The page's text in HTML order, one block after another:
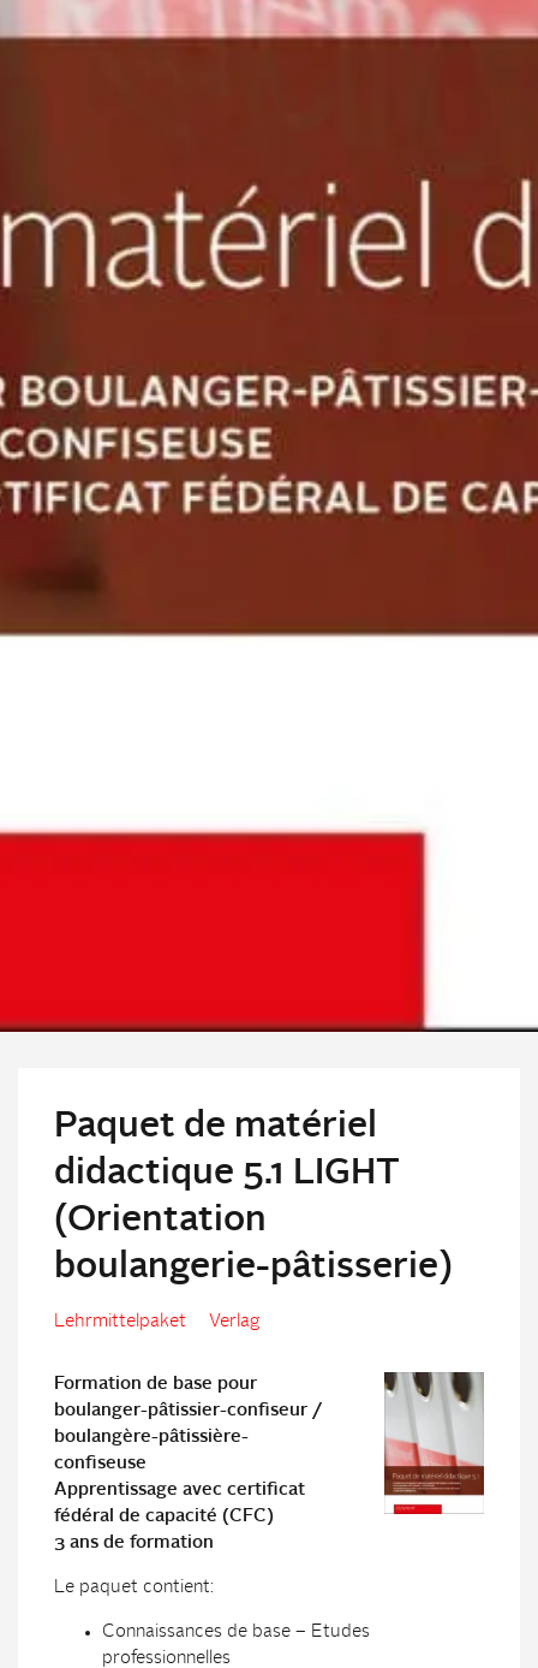
Paquet de matériel
didactique 5.1 LIGHT
(Orientation
boulangerie-pâtisserie)
Lehrmittelpaket Verlag
Formation de base pour
boulanger-pâtissier-confiseur /
boulangère-pâtissière-
confiseuse
Apprentissage avec certificat
fédéral de capacité (CFC)
3 ans de formation
Le paquet contient:
Connaissances de base – Etudes
professionnelles